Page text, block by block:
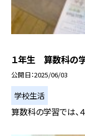
１年生 算数科の学
公開日 2025/06/03
学校生活
算数科の学習では、